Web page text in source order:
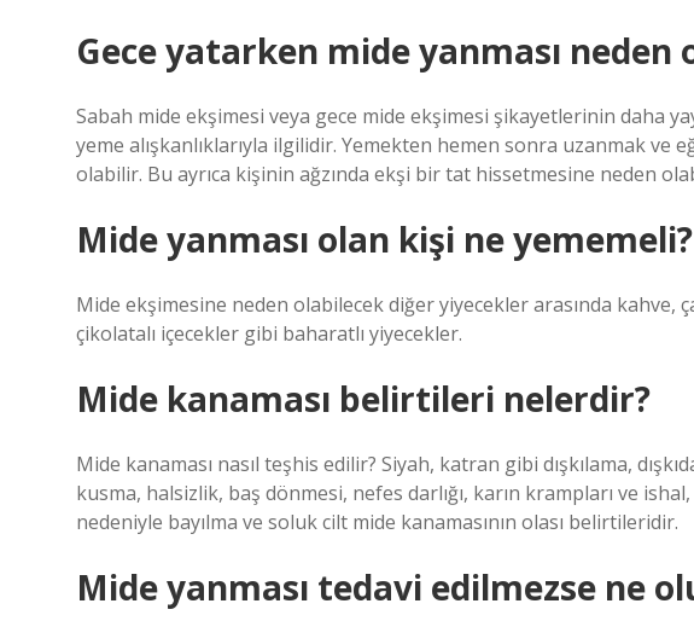
Gece yatarken mide yanması neden
Sabah mide ekşimesi veya gece mide ekşimesi şikayetlerinin daha
yeme alışkanlıklarıyla ilgilidir. Yemekten hemen sonra uzanmak ve
olabilir. Bu ayrıca kişinin ağzında ekşi bir tat hissetmesine neden
Mide yanması olan kişi ne yememeli?
Mide ekşimesine neden olabilecek diğer yiyecekler arasında kahve,
çikolatalı içecekler gibi baharatlı yiyecekler.
Mide kanaması belirtileri nelerdir?
Mide kanaması nasıl teşhis edilir? Siyah, katran gibi dışkılama,
kusma, halsizlik, baş dönmesi, nefes darlığı, karın krampları ve ishal,
nedeniyle bayılma ve soluk cilt mide kanamasının olası belirtileridir.
Mide yanması tedavi edilmezse ne